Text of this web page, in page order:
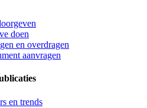
doen
en overdragen
aanvragen
en trends